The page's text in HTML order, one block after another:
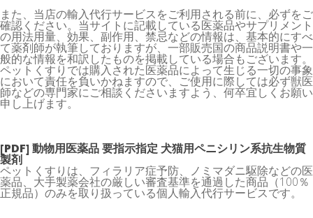
また、当店の輸入代行サービスをご利用される前に、必ずをご
確認ください。当サイトに記載している医薬品やサプリメント
の用法用量、効果、副作用、禁忌などの情報は、基本的にすべ
て薬剤師が執筆しておりますが、一部販売国の商品説明書や一
般的な情報を和訳したものを掲載している場合もございます。
ペットくすりでは購入された医薬品によって生じる一切の事象
において責任を負いかねますので、ご使用に際しては必ず獣医
師などの専門家にご相談くださいますよう、何卒宜しくお願い
申し上げます。
[PDF] 動物用医薬品 要指示指定 犬猫用ペニシリン系抗生物質
製剤
ペットくすりは、フィラリア症予防、ノミマダニ駆除などの医
薬品、大手製薬会社の厳しい審査基準を通過した商品（100％
正規品）のみを取り扱っている個人輸入代行サービスです。